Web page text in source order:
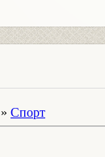
» Спорт